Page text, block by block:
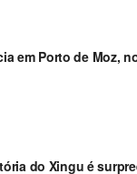
em Porto de Moz,
do Xingu é